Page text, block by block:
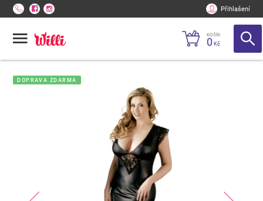
Přihlašení
KOŠÍK:
0 Kč
DOPRAVA ZDARMA